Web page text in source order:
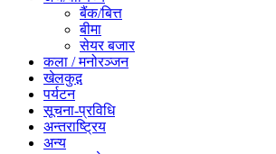
बैंक/बित्त
बीमा
सेयर बजार
कला / मनोरञ्जन
खेलकुद़़
पर्यटन
सूचना-प्रविधि
अन्तराष्ट्रिय
अन्य